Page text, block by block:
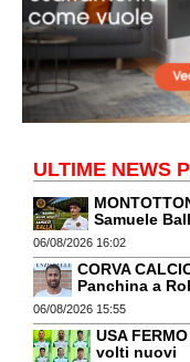
ULTIME NEWS
Samuele
06/08/2026 16:02
CORVA
Panchina a
06/08/2026 15:55
USA
volti nuovi